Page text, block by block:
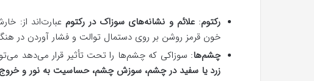
رکتوم:علائم و نشانه‌های سوزاک در رکتوم عبارت‌اند از:
خون قرمز روشن بر روی دستمال توالت و فشار آوردن در
چشم‌ها: سوزاکی که چشم‌ها را تحت تأثیر قرار می‌دهد
زرد یا سفید در چشم، سوزش چشم، حساسیت به نور و